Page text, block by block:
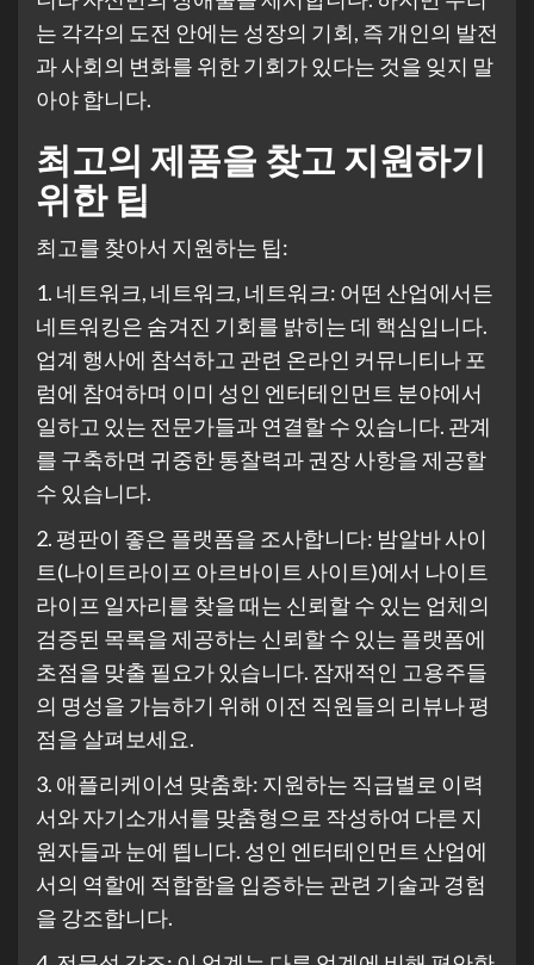
는 각각의 도전 안에는 성장의 기회, 즉 개인의 발전
과 사회의 변화를 위한 기회가 있다는 것을 잊지 말
아야 합니다.
최고의 제품을 찾고 지원하기
위한 팁
최고를 찾아서 지원하는 팁:
1. 네트워크, 네트워크, 네트워크: 어떤 산업에서든
네트워킹은 숨겨진 기회를 밝히는 데 핵심입니다.
업계 행사에 참석하고 관련 온라인 커뮤니티나 포
럼에 참여하며 이미 성인 엔터테인먼트 분야에서
일하고 있는 전문가들과 연결할 수 있습니다. 관계
를 구축하면 귀중한 통찰력과 권장 사항을 제공할
수 있습니다.
2. 평판이 좋은 플랫폼을 조사합니다: 밤알바 사이
트(나이트라이프 아르바이트 사이트)에서 나이트
라이프 일자리를 찾을 때는 신뢰할 수 있는 업체의
검증된 목록을 제공하는 신뢰할 수 있는 플랫폼에
초점을 맞출 필요가 있습니다. 잠재적인 고용주들
의 명성을 가늠하기 위해 이전 직원들의 리뷰나 평
점을 살펴보세요.
3. 애플리케이션 맞춤화: 지원하는 직급별로 이력
서와 자기소개서를 맞춤형으로 작성하여 다른 지
원자들과 눈에 띕니다. 성인 엔터테인먼트 산업에
서의 역할에 적합함을 입증하는 관련 기술과 경험
을 강조합니다.